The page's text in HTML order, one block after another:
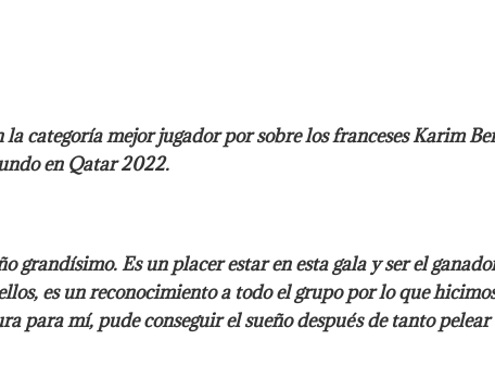
categoría mejor jugador por sobre los franceses Karim
en Qatar 2022.
grandísimo. Es un placer estar en esta gala y ser el
es un reconocimiento a todo el grupo por lo que
para mí, pude conseguir el sueño después de tanto